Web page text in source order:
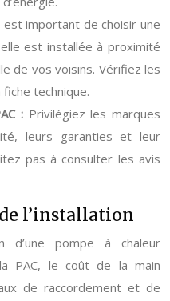
est important de choisir une
est installée à proximité
de vos voisins. Vérifiez les
technique.
: Privilégiez les marques
leurs garanties et leur
pas à consulter les avis
l’installation
d’une pompe à chaleur
PAC, le coût de la main
de raccordement et de